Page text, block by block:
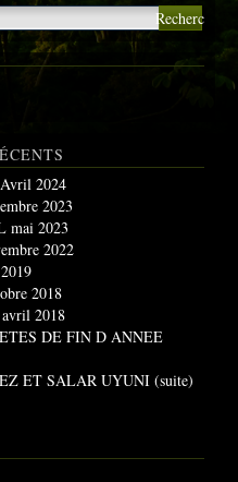
2024
2023
mai 2023
2022
2018
2018
DE FIN D ANNEE
ET SALAR UYUNI (suite)